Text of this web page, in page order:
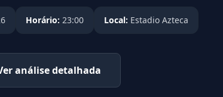
Horário: 23:00 Local: Estadio Azteca
análise detalhada